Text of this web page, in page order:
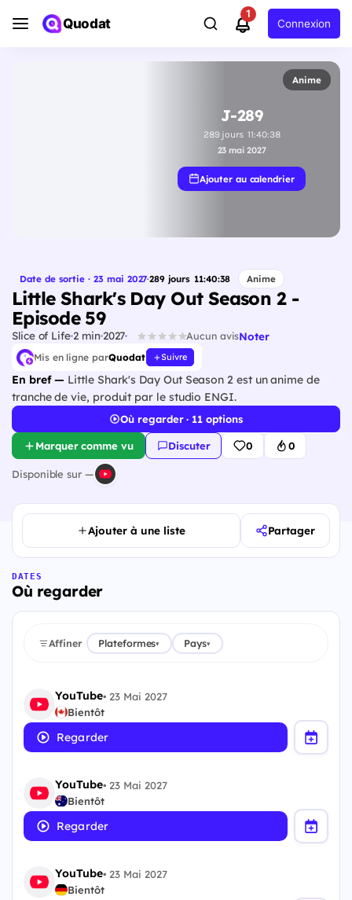
Quodat
1
Connexion
Anime
J-289
289jours 11:40:37
23 mai 2027
Ajouter au calendrier
Date de sortie · 23 mai 2027·289 jours 11:40:37 Anime
Little Shark's Day Out Season 2 -
Episode 59
Slice of Life 2 min 2027 Aucun avisNoter
Mis en ligne parQuodat Suivre
En bref — Little Shark's Day Out Season 2 est un anime de
tranche de vie, produit par le studio ENGI.
Où regarder · 11 options
Marquer comme vu Discuter 0 0
Disponible sur —
Ajouter à une liste Partager
DATES
Où regarder
Affiner Plateformes▾ Pays▾
YouTube• 23 Mai 2027
Bientôt
Regarder
YouTube• 23 Mai 2027
Bientôt
Regarder
YouTube• 23 Mai 2027
Bientôt